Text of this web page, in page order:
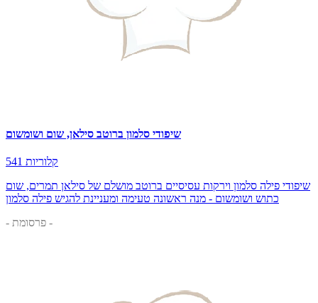
שיפודי סלמון ברוטב סילאן, שום ושומשום
541 קלוריות
שיפודי פילה סלמון וירקות עסיסיים ברוטב מושלם של סילאן תמרים, שום
כתוש ושומשום - מנה ראשונה טעימה ומעניינת להגיש פילה סלמון
- פרסומת -